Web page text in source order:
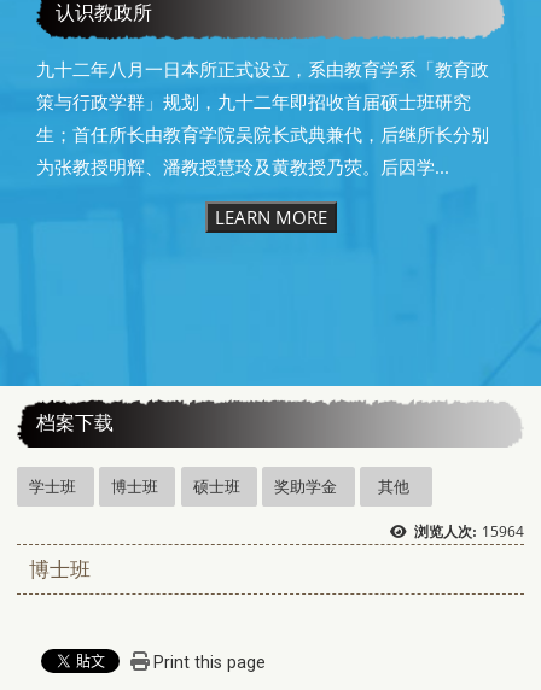
认识教政所
九十二年八月一日本所正式设立，系由教育学系「教育政
策与行政学群」规划，九十二年即招收首届硕士班研究
生；首任所长由教育学院吴院长武典兼代，后继所长分别
为张教授明辉、潘教授慧玲及黄教授乃荧。后因学...
LEARN MORE
档案下载
学士班 博士班 硕士班 奖助学金 其他
浏览人次: 15964
博士班
Print this page